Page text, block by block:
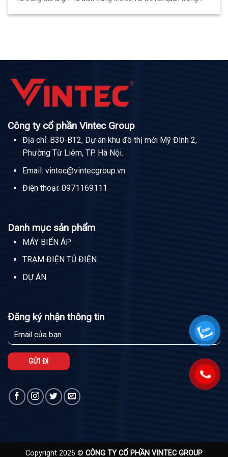
Công ty cổ phần Vintec Group
Địa chỉ: B30-BT2, Dự án khu đô thị mới Mỹ Đình 2,
Phường Từ Liêm, TP. Hà Nội.
Email:vintec@vintecgroup.vn
Điện thoại:0971169111
Danh mục sản phẩm
MÁY BIẾN ÁP
TRẠM ĐIỆN TỦ ĐIỆN
DỰ ÁN
Đăng ký nhận thông tin
Copyright 2026 © CÔNG TY CỔ PHẦN VINTEC GROUP